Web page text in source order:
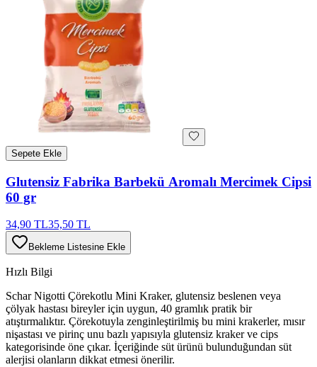
Sepete Ekle
Glutensiz Fabrika Barbekü Aromalı Mercimek Cipsi
60 gr
34,90 TL35,50 TL
Bekleme Listesine Ekle
Hızlı Bilgi
Schar Nigotti Çörekotlu Mini Kraker, glutensiz beslenen veya
çölyak hastası bireyler için uygun, 40 gramlık pratik bir
atıştırmalıktır. Çörekotuyla zenginleştirilmiş bu mini krakerler, mısır
nişastası ve pirinç unu bazlı yapısıyla glutensiz kraker ve cips
kategorisinde öne çıkar. İçeriğinde süt ürünü bulunduğundan süt
alerjisi olanların dikkat etmesi önerilir.